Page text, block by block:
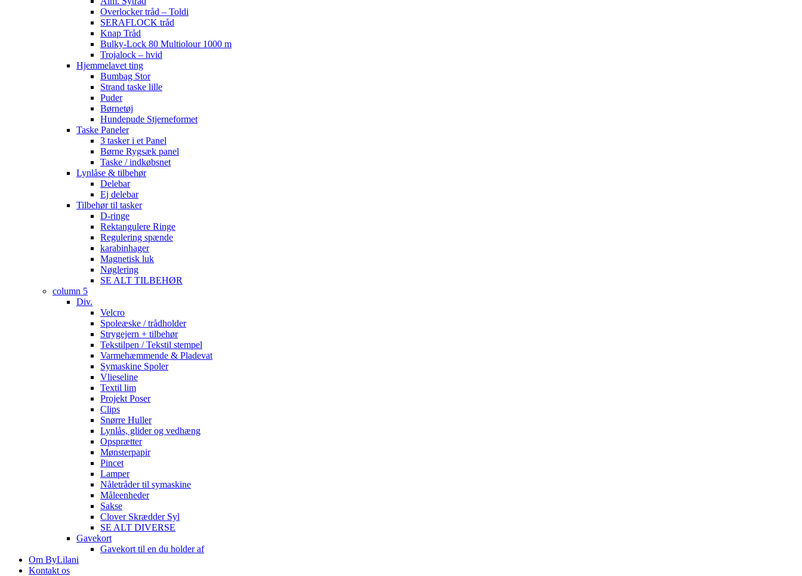
Overlocker tråd – Toldi
SERAFLOCK tråd
Knap Tråd
Bulky-Lock 80 Multiolour 1000 m
Trojalock – hvid
Hjemmelavet ting
Bumbag Stor
Strand taske lille
Puder
Børnetøj
Hundepude Stjerneformet
Taske Paneler
3 tasker i et Panel
Børne Rygsæk panel
Taske / indkøbsnet
Lynlåse & tilbehør
Delebar
Ej delebar
Tilbehør til tasker
D-ringe
Rektangulere Ringe
Regulering spænde
karabinhager
Magnetisk luk
Nøglering
SE ALT TILBEHØR
column 5
Div.
Velcro
Spoleæske / trådholder
Strygejern + tilbehør
Tekstilpen / Tekstil stempel
Varmehæmmende & Pladevat
Symaskine Spoler
Vlieseline
Textil lim
Projekt Poser
Clips
Snørre Huller
Lynlås, glider og vedhæng
Opsprætter
Mønsterpapir
Pincet
Lamper
Nåletråder til symaskine
Måleenheder
Sakse
Clover Skrædder Syl
SE ALT DIVERSE
Gavekort
Gavekort til en du holder af
Om ByLilani
Kontakt os